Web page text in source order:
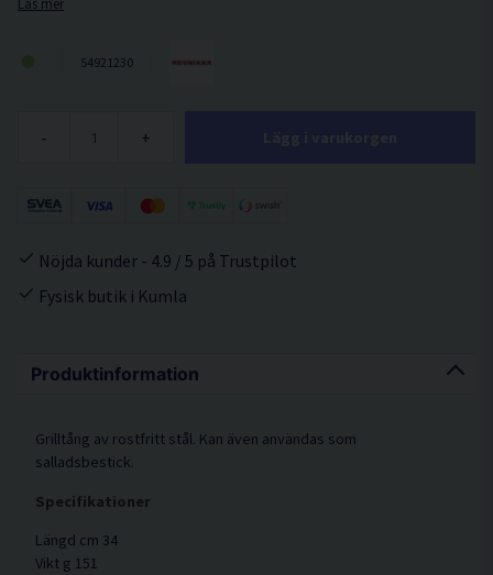
Produktinformation
Grilltång av rostfritt stål. Kan även användas som
salladsbestick.
Specifikationer
Längd cm 34
Vikt g 151
54921230
- +
Nöjda kunder - 4.9 / 5 på Trustpilot
Fysisk butik i Kumla